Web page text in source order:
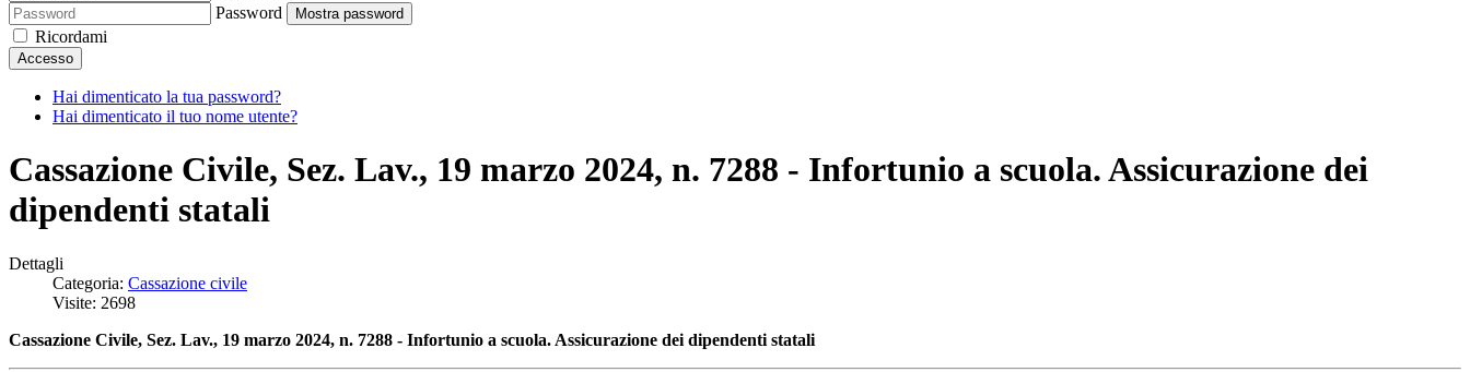
Password
Mostra password
Ricordami
Accesso
Hai dimenticato la tua password?
Hai dimenticato il tuo nome utente?
Cassazione Civile, Sez. Lav., 19 marzo 2024, n. 7288 - Infortunio a scuola. Assicurazione dei
dipendenti statali
Dettagli
Categoria: Cassazione civile
Visite: 2698
Cassazione Civile, Sez. Lav., 19 marzo 2024, n. 7288 - Infortunio a scuola. Assicurazione dei dipendenti statali